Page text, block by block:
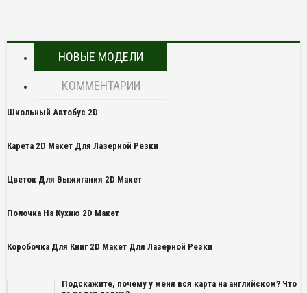
НОВЫЕ МОДЕЛИ
КОММЕНТАРИИ
Школьный Автобус 2D
Карета 2D Макет Для Лазерной Резки
Цветок Для Выжигания 2D Макет
Полочка На Кухню 2D Макет
Коробочка Для Книг 2D Макет Для Лазерной Резки
Подскажите, почему у меня вся карта на английском? Что